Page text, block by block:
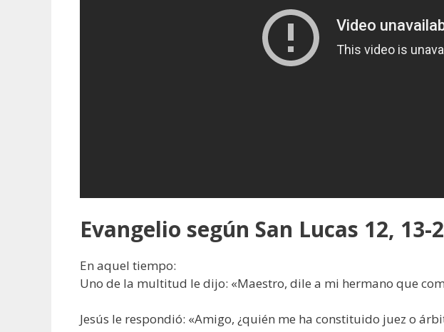
Evangelio según San Lucas 12, 13-
En aquel tiempo:
Uno de la multitud le dijo: «Maestro, dile a mi hermano que
Jesús le respondió: «Amigo, ¿quién me ha constituido juez o